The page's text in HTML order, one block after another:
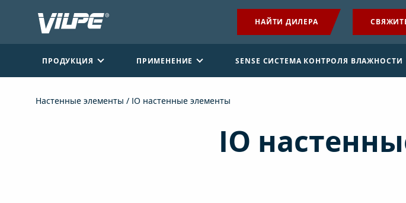
НАЙТИ ДИЛЕРА
ПРОДУКЦИЯ ПРИМЕНЕНИЕ SENSE СИСТЕМА КОНТРОЛЯ ВЛАЖНОСТИ
ДОКУМЕНТЫ И
Настенные элементы / IO настенные элементы
IO